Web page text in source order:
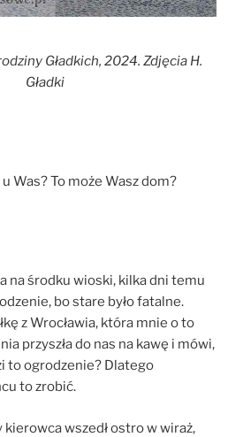
Gładkich, 2024. Zdjęcia H.
Gładki
Was? To może Wasz dom?
na środku wioski, kilka dni temu
bo stare było fatalne.
z Wrocławia, która mnie o to
przyszła do nas na kawę i mówi,
to ogrodzenie? Dlatego
to zrobić.
kierowca wszedł ostro w wiraż,